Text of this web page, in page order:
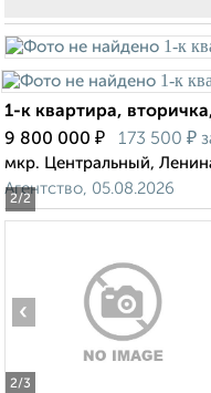
2/2
1-к квартира,
9 800 000 ₽ 173 500 ₽
мкр. Центральный,
Агентство, 05.08.2026
2/3
‹